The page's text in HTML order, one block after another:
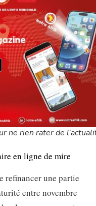
ne rien rater de
en ligne de mire
refinancer une partie
entre novembre